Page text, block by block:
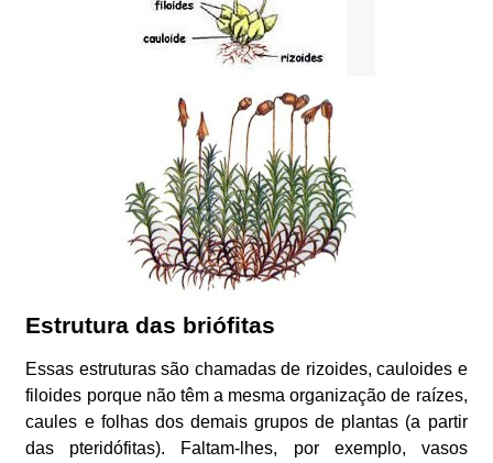
Estrutura das briófitas
Essas estruturas são chamadas de rizoides, cauloides e
filoides porque não têm a mesma organização de raízes,
caules e folhas dos demais grupos de plantas (a partir
das pteridófitas). Faltam-lhes, por exemplo, vasos